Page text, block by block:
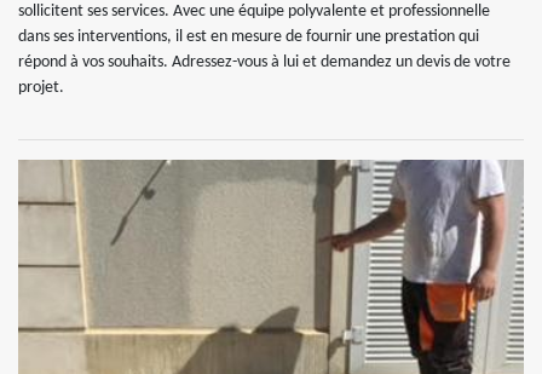
sollicitent ses services. Avec une équipe polyvalente et professionnelle
dans ses interventions, il est en mesure de fournir une prestation qui
répond à vos souhaits. Adressez-vous à lui et demandez un devis de votre
projet.